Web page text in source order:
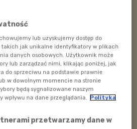
z cyklu "Alfabet Orkiestry. I jak
batutą Lilianny Krych.
zaprosiło na warsztaty
lub uzyskujemy dostęp do
jak unikalne identyfikatory w plikach
danych osobowych. Użytkownik może
lub zarządzać nimi, klikając poniżej, jak
do sprzeciwu na podstawie prawnie
w dowolnym momencie na stronie
będą sygnalizowane naszym
wpływu na dane przeglądania.
Polityka
przetwarzamy dane w